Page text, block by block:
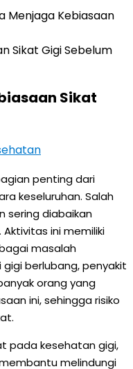
Menjaga Kebiasaan
Sikat
penting dari
keseluruhan. Salah
sering diabaikan
. Aktivitas ini memiliki
masalah
berlubang, penyakit
orang yang
ini, sehingga risiko
pada kesehatan gigi,
melindungi